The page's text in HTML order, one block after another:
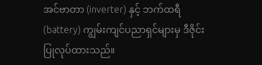
အင်ဗာတာ (inverter) နှင့် ဘက်ထရီ
(battery) ကျွမ်းကျင်ပညာရှင်များမှ ဒီဇိုင်း
ပြုလုပ်ထားသည်။